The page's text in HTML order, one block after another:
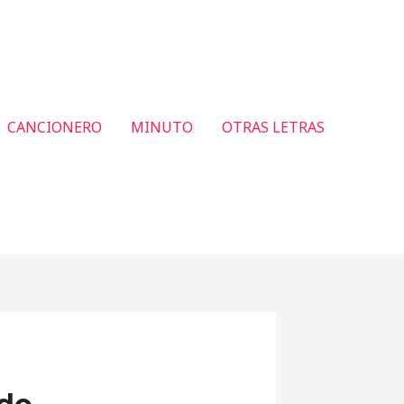
CANCIONERO MINUTO OTRAS LETRAS